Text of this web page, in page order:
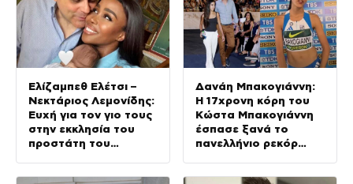
Ελίζαμπεθ Ελέτσι –
Νεκτάριος Λεμονίδης:
Ευχή για τον γιο τους
στην εκκλησία του
προστάτη του
Δανάη Μπακογιάννη:
Η 17χρονη κόρη του
Κώστα Μπακογιάννη
έσπασε ξανά το
πανελλήνιο ρεκόρ